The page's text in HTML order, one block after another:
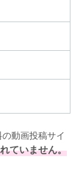
動画投稿サイ
ていません。